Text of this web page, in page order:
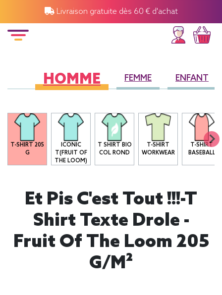
Livraison gratuite dès 60 € d'achat
HOMME FEMME ENFANT
T-SHIRT 205
G
ICONIC
T(FRUIT OF
THE LOOM)
T SHIRT BIO
COL ROND
T-SHIRT
WORKWEAR
T-SHIRT
BASEBALL
Et Pis C'est Tout !!!-T
Shirt Texte Drole -
Fruit Of The Loom 205
G/m²